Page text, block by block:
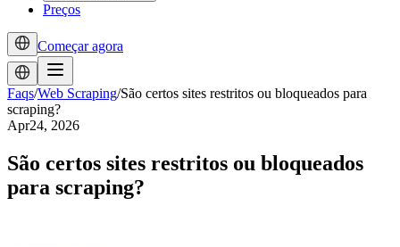
Preços
Começar agora
Faqs/Web Scraping/São certos sites restritos ou bloqueados para
scraping?
Apr24, 2026
São certos sites restritos ou bloqueados
para scraping?